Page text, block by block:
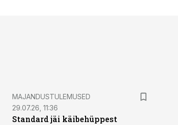
MAJANDUSTULEMUSED
29.07.26, 11:36
Standard jäi käibehüppest